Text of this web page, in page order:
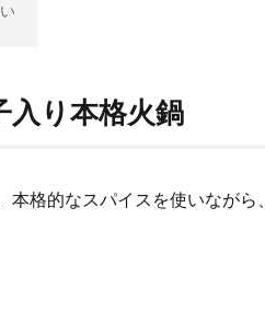
入り本格火鍋
格的なスパイスを使いながら